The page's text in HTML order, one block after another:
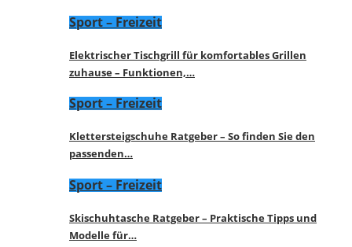
Sport – Freizeit
Elektrischer Tischgrill für komfortables Grillen
zuhause – Funktionen,…
Sport – Freizeit
Klettersteigschuhe Ratgeber – So finden Sie den
passenden…
Sport – Freizeit
Skischuhtasche Ratgeber – Praktische Tipps und
Modelle für…